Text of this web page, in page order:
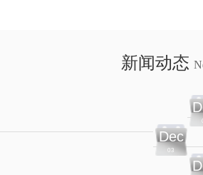
新闻动态
Dec
03